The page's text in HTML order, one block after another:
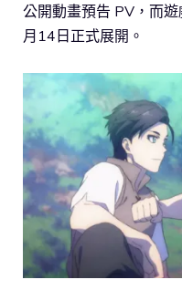
公開動畫預告 PV，而
月14日正式展開。